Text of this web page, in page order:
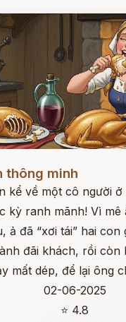
thông minh
kể về một cô người ở
kỳ ranh mãnh! Vì mê
ả đã “xơi tái” hai con
đãi khách, rồi còn
mất dép, để lại ông
02-06-2025
⭐ 4.8